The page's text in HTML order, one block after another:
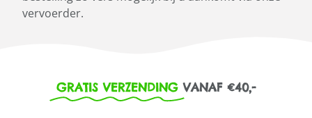
vervoerder.
GRATIS VERZENDING VANAF €40,-